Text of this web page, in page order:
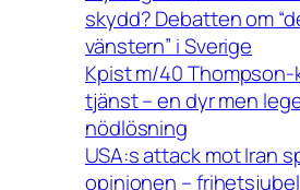
skydd? Debatten om
vänstern” i Sverige
Kpist m/40
tjänst – en dyr men
nödlösning
USA:s attack mot Iran
opinionen –